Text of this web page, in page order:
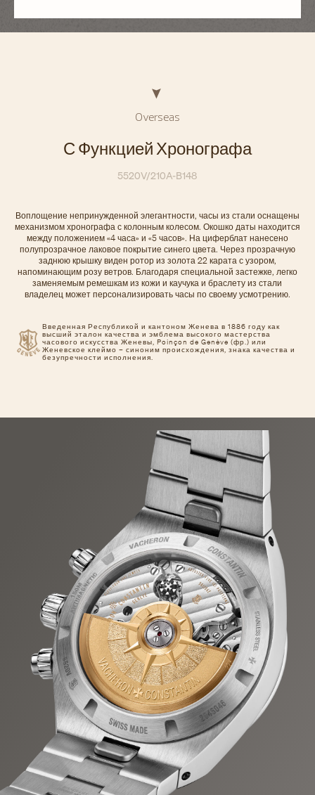
Overseas
С Функцией Хронографа
5520V/210A-B148
Введенная Республикой и кантоном Женева в 1886 году как
высший эталон качества и эмблема высокого мастерства
часового искусства Женевы, Poinçon de Genève (фр.) или
Женевское клеймо – синоним происхождения, знака качества и
безупречности исполнения.
Воплощение непринужденной элегантности, часы из стали оснащены
механизмом хронографа с колонным колесом. Окошко даты находится
между положением «4 часа» и «5 часов». На циферблат нанесено
полупрозрачное лаковое покрытие синего цвета. Через прозрачную
заднюю крышку виден ротор из золота 22 карата с узором,
напоминающим розу ветров. Благодаря специальной застежке, легко
заменяемым ремешкам из кожи и каучука и браслету из стали
владелец может персонализировать часы по своему усмотрению.